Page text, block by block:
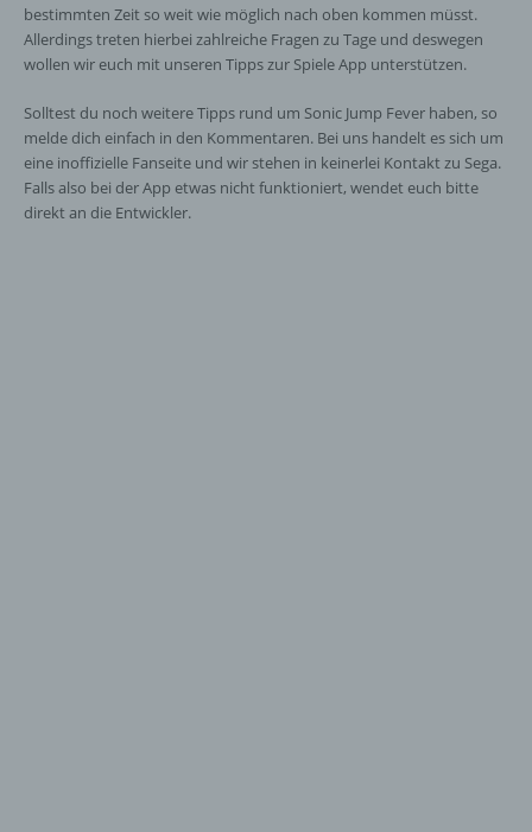
bestimmten Zeit so weit wie möglich nach oben kommen müsst.
Allerdings treten hierbei zahlreiche Fragen zu Tage und deswegen
wollen wir euch mit unseren Tipps zur Spiele App unterstützen.
Solltest du noch weitere Tipps rund um Sonic Jump Fever haben, so
melde dich einfach in den Kommentaren. Bei uns handelt es sich um
eine inoffizielle Fanseite und wir stehen in keinerlei Kontakt zu Sega.
Falls also bei der App etwas nicht funktioniert, wendet euch bitte
direkt an die Entwickler.